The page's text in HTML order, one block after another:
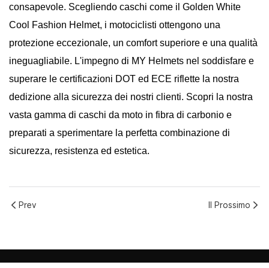
consapevole. Scegliendo caschi come il Golden White
Cool Fashion Helmet, i motociclisti ottengono una
protezione eccezionale, un comfort superiore e una qualità
ineguagliabile. L'impegno di MY Helmets nel soddisfare e
superare le certificazioni DOT ed ECE riflette la nostra
dedizione alla sicurezza dei nostri clienti. Scopri la nostra
vasta gamma di caschi da moto in fibra di carbonio e
preparati a sperimentare la perfetta combinazione di
sicurezza, resistenza ed estetica.
Prev Il Prossimo